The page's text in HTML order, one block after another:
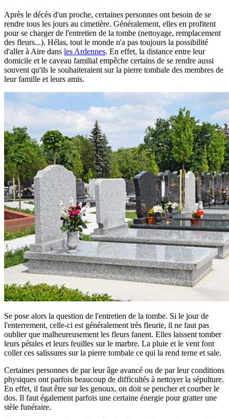
Après le décès d'un proche, certaines personnes ont besoin de se
rendre tous les jours au cimetière. Généralement, elles en profitent
pour se charger de l'entretien de la tombe (nettoyage, remplacement
des fleurs...). Hélas, tout le monde n'a pas toujours la possibilité
d'aller à Aire dans les Ardennes. En effet, la distance entre leur
domicile et le caveau familial empêche certains de se rendre aussi
souvent qu'ils le souhaiteraient sur la pierre tombale des membres de
leur famille et leurs amis.
Se pose alors la question de l'entretien de la tombe. Si le jour de
l'enterrement, celle-ci est généralement très fleurie, il ne faut pas
oublier que malheureusement les fleurs fanent. Elles laissent tomber
leurs pétales et leurs feuilles sur le marbre. La pluie et le vent font
coller ces salissures sur la pierre tombale ce qui la rend terne et sale.
Certaines personnes de par leur âge avancé ou de par leur conditions
physiques ont parfois beaucoup de difficultés à nettoyer la sépulture.
En effet, il faut être sur les genoux, on doit se pencher et courber le
dos. Il faut également parfois une certaine énergie pour gratter une
stèle funéraire.